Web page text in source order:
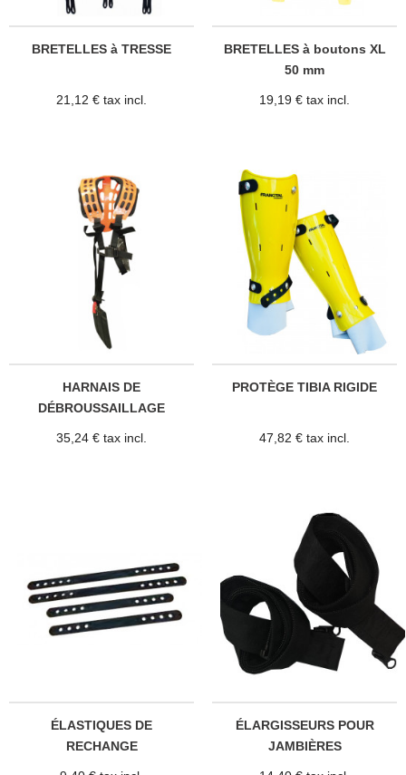
BRETELLES à TRESSE
21,12 € tax incl.
BRETELLES à boutons XL
50 mm
19,19 € tax incl.
HARNAIS DE
DÉBROUSSAILLAGE
35,24 € tax incl.
PROTÈGE TIBIA RIGIDE
47,82 € tax incl.
ÉLASTIQUES DE
RECHANGE
ÉLARGISSEURS POUR
JAMBIÈRES